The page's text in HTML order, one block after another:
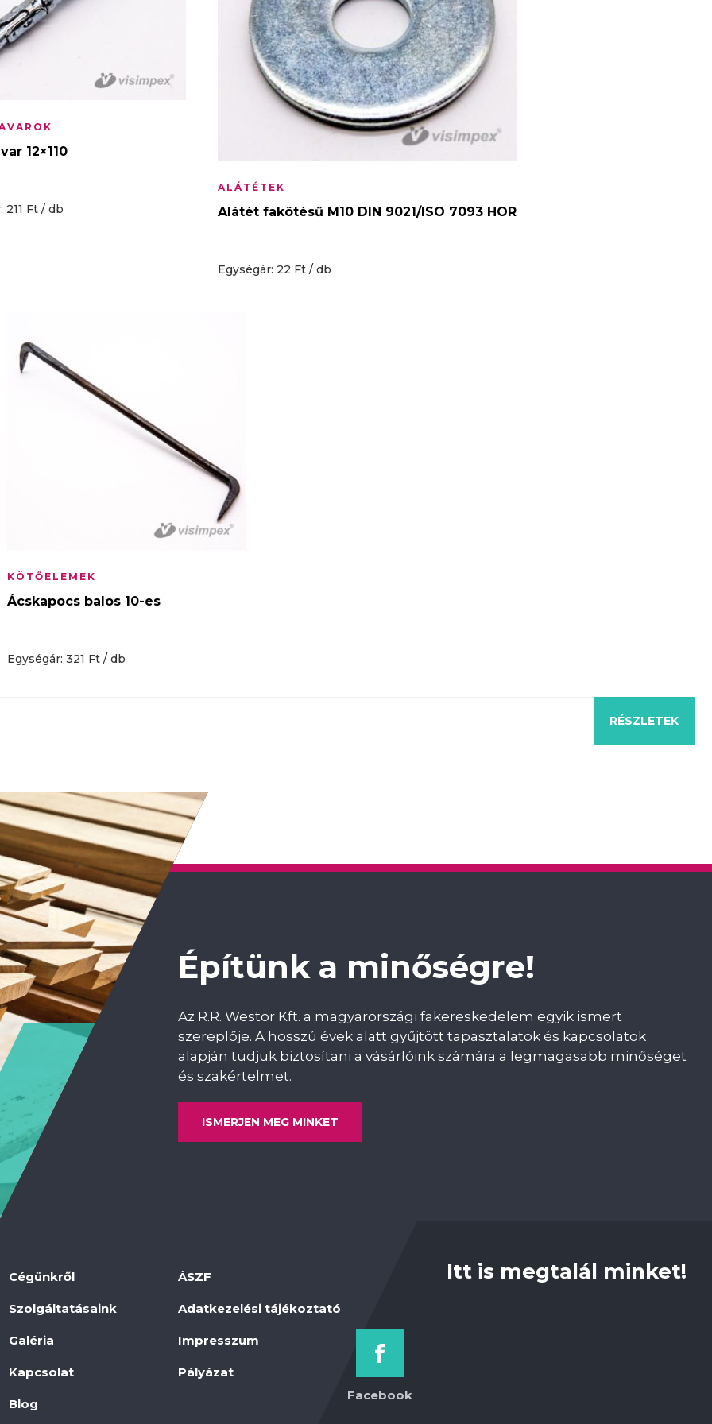
RÉSZLETEK
12×110
211 Ft / db
RÉSZLETEK
ALÁTÉTEK
Alátét fakötésű M10 DIN 9021/ISO 7093 HOR
Egységár: 22 Ft / db
RÉSZLETEK
RÉSZLETEK
KÖTŐELEMEK
Ácskapocs balos 10-es
Egységár: 321 Ft / db
RÉSZLETEK
Építünk a minőségre!
Az R.R. Westor Kft. a magyarországi fakereskedelem egyik ismert
szereplője. A hosszú évek alatt gyűjtött tapasztalatok és kapcsolatok
alapján tudjuk biztosítani a vásárlóink számára a legmagasabb minőséget
és szakértelmet.
ISMERJEN MEG MINKET
Cégünkről
Szolgáltatásaink
Galéria
Kapcsolat
Blog
ÁSZF
Adatkezelési tájékoztató
Impresszum
Pályázat
Itt is megtalál minket!
Facebook